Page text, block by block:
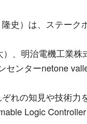
史）は、ステーク
）、明治電機工業株
センターnetone
れの知見や技術力
Logic Controller